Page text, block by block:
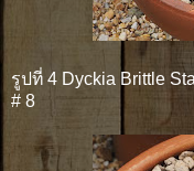
รูปที่ 4 Dyckia Brittle
# 8